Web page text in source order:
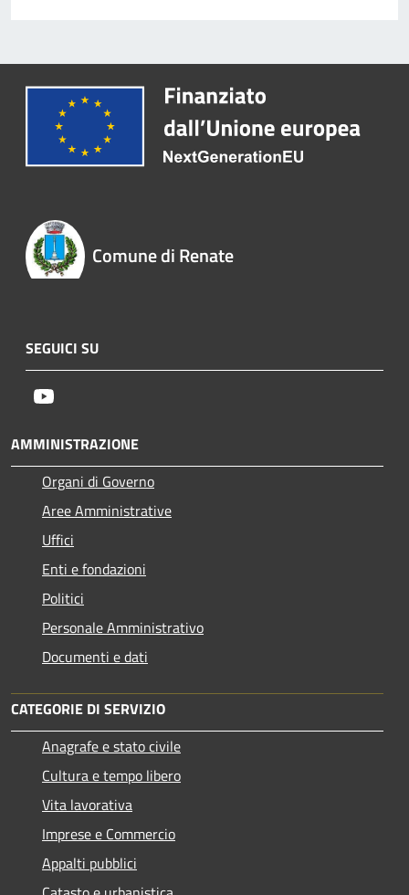
Comune di Renate
SEGUICI SU
AMMINISTRAZIONE
Organi di Governo
Aree Amministrative
Uffici
Enti e fondazioni
Politici
Personale Amministrativo
Documenti e dati
CATEGORIE DI SERVIZIO
Anagrafe e stato civile
Cultura e tempo libero
Vita lavorativa
Imprese e Commercio
Appalti pubblici